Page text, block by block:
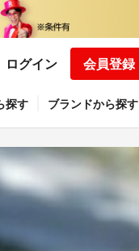
ログイン 会員登録
探す ブランドから探す